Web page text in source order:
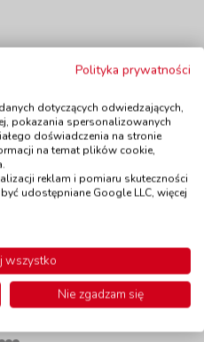
Niski trójkołowiec -
Mini Viking
do 5 dni
Do koszyka
Polityka prywatności
dotyczących odwiedzających,
pokazania spersonalizowanych
doświadczenia na stronie
na temat plików cookie,
reklam i pomiaru skuteczności
udostępniane Google LLC, więcej
wszystko
Nie zgadzam się